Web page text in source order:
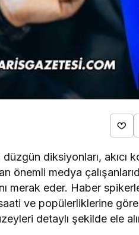
diksiyonları, akıcı
önemli medya
merak eder. Haber
ve popülerliklerine
detaylı şekilde ele